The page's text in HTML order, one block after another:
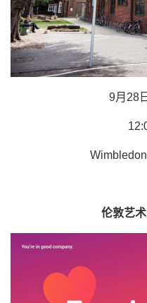
9月28
伦敦艺